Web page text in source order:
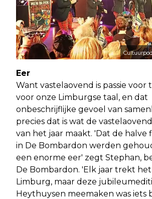
Eer
Want vastelaovend is passie voor
voor onze Limburgse taal, en dat
onbeschrijflijke gevoel van
precies dat is wat de
van het jaar maakt. 'Dat de halve
in De Bombardon werden
een enorme eer' zegt Stephan,
De Bombardon. 'Elk jaar trekt het
Limburg, maar deze
Heythuysen meemaken was iets